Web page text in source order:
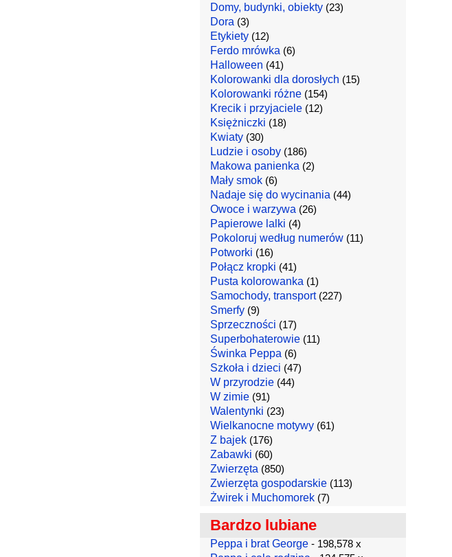
Domy, budynki, obiekty(23)
Dora (3)
Etykiety(12)
Ferdo mrówka (6)
Halloween (41)
Kolorowanki dla dorosłych (15)
Kolorowanki różne(154)
Krecik i przyjaciele(12)
Księżniczki (18)
Kwiaty(30)
Ludzie i osoby(186)
Makowa panienka (2)
Mały smok(6)
Nadaje się do wycinania (44)
Owoce i warzywa (26)
Papierowe lalki (4)
Pokoloruj według numerów(11)
Potworki (16)
Połącz kropki (41)
Pusta kolorowanka (1)
Samochody, transport(227)
Smerfy(9)
Sprzeczności (17)
Superbohaterowie(11)
Świnka Peppa (6)
Szkoła i dzieci (47)
W przyrodzie(44)
W zimie(91)
Walentynki (23)
Wielkanocne motywy(61)
Z bajek(176)
Zabawki (60)
Zwierzęta (850)
Zwierzęta gospodarskie(113)
Żwirek i Muchomorek(7)
Bardzo lubiane
Peppa i brat George- 198,578 x